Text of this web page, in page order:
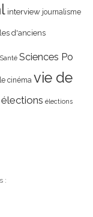
interview journalisme
d'anciens
Santé Sciences Po
cinéma vie de
élections élections
: